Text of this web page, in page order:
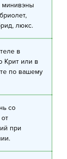
люкс.
в
Крит или в
по вашему
со
при